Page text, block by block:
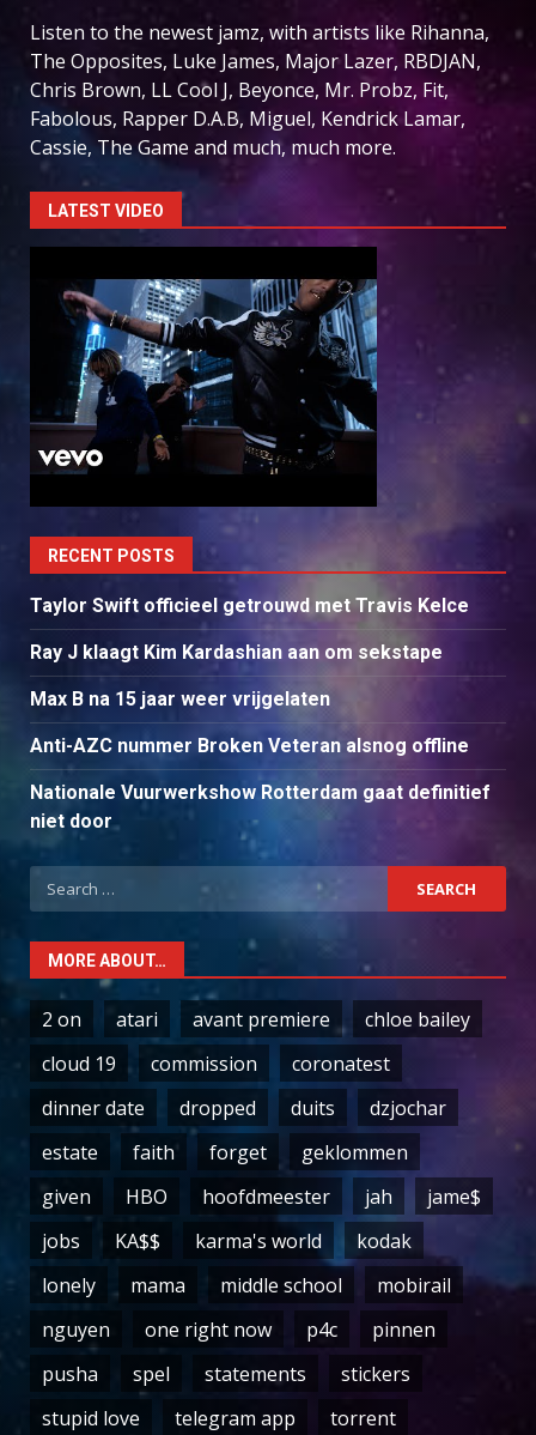
Listen to the newest jamz, with artists like Rihanna,
The Opposites, Luke James, Major Lazer, RBDJAN,
Chris Brown, LL Cool J, Beyonce, Mr. Probz, Fit,
Fabolous, Rapper D.A.B, Miguel, Kendrick Lamar,
Cassie, The Game and much, much more.
LATEST VIDEO
RECENT POSTS
Taylor Swift officieel getrouwd met Travis Kelce
Ray J klaagt Kim Kardashian aan om sekstape
Max B na 15 jaar weer vrijgelaten
Anti-AZC nummer Broken Veteran alsnog offline
Nationale Vuurwerkshow Rotterdam gaat definitief
niet door
Search
for:
MORE ABOUT…
2 on atari avant premiere
chloe bailey
cloud 19
commission
coronatest
dinner date
dropped duits
dzjochar
estate
faith forget
geklommen
given
HBO hoofdmeester jah
jame$
jobs
KA$$ karma's world
kodak
lonely
mama middle school
mobirail
nguyen
one right now p4c
pinnen
pusha
spel statements
stickers
stupid love
telegram app torrent